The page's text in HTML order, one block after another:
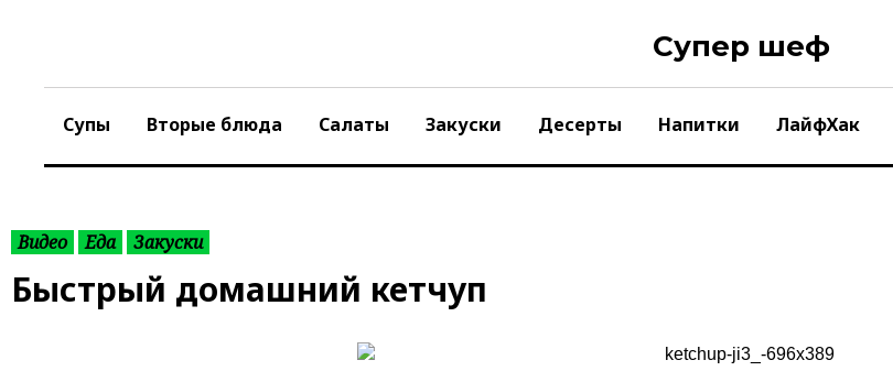
t
e
n
t
Супер шеф
Супы Вторые блюда Салаты Закуски Десерты Напитки ЛайфХак
Видео Еда Закуски
Быстрый домашний кетчуп